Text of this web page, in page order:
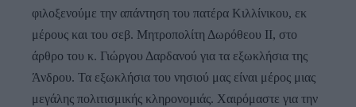
φιλοξενούμε την απάντηση του πατέρα Κιλλίνικου, εκ
μέρους και του σεβ. Μητροπολίτη Δωρόθεου ΙΙ, στο
άρθρο του κ. Γιώργου Δαρδανού για τα εξωκλήσια της
Άνδρου. Τα εξωκλήσια του νησιού μας είναι μέρος μιας
μεγάλης πολιτισμικής κληρονομιάς. Χαιρόμαστε για την